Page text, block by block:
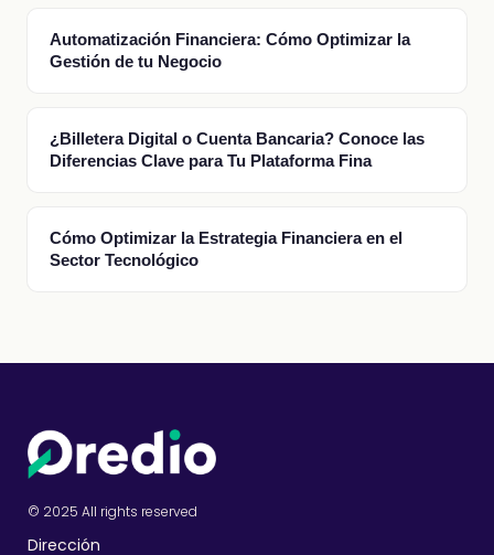
Automatización Financiera: Cómo Optimizar la
Gestión de tu Negocio
¿Billetera Digital o Cuenta Bancaria? Conoce las
Diferencias Clave para Tu Plataforma Fina
Cómo Optimizar la Estrategia Financiera en el
Sector Tecnológico
© 2025 All rights reserved
Dirección